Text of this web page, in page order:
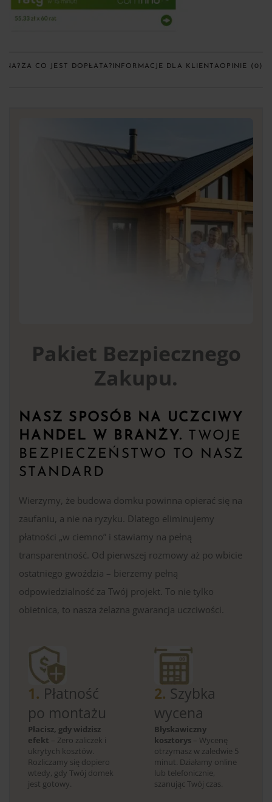
ZA CO JEST DOPŁATA? INFORMACJE DLA KLIENTA OPINIE (0)
Pakiet Bezpiecznego
Zakupu.
NASZ SPOSÓB NA UCZCIWY
HANDEL W BRANŻY.
TWOJE
BEZPIECZEŃSTWO TO NASZ
STANDARD
Wierzymy, że budowa domku powinna opierać się na
zaufaniu, a nie na ryzyku. Dlatego eliminujemy
płatności „w ciemno” i stawiamy na pełną
transparentność. Od pierwszej rozmowy aż po wbicie
ostatniego gwoździa – bierzemy pełną
odpowiedzialność za Twój projekt. To nie tylko
obietnica, to nasza żelazna gwarancja uczciwości.
1. Płatność
po montażu
Płacisz, gdy widzisz
efekt – Zero zaliczek i
ukrytych kosztów.
Rozliczamy się dopiero
wtedy, gdy Twój domek
jest gotowy.
2. Szybka
wycena
Błyskawiczny
kosztorys – Wycenę
otrzymasz w zaledwie 5
minut. Działamy online
lub telefonicznie,
szanując Twój czas.